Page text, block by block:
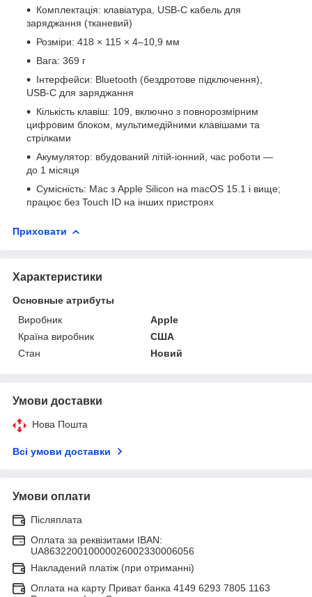
Комплектація: клавіатура, USB-C кабель для
заряджання (тканевий)
Розміри: 418 × 115 × 4–10,9 мм
Вага: 369 г
Інтерфейси: Bluetooth (бездротове підключення),
USB-C для заряджання
Кількість клавіш: 109, включно з повнорозмірним
цифровим блоком, мультимедійними клавішами та
стрілками
Акумулятор: вбудований літій-іонний, час роботи —
до 1 місяця
Сумісність: Mac з Apple Silicon на macOS 15.1 і вище;
працює без Touch ID на інших пристроях
Приховати
Характеристики
Основные атрибуты
Виробник
Apple
Країна виробник
США
Стан
Новий
Умови доставки
Нова Пошта
Всі умови доставки
Умови оплати
Післяплата
Оплата за реквізитами IBAN:
UA863220010000026002330006056
Накладений платіж (при отриманні)
Оплата на карту Приват банка 4149 6293 7805 1163